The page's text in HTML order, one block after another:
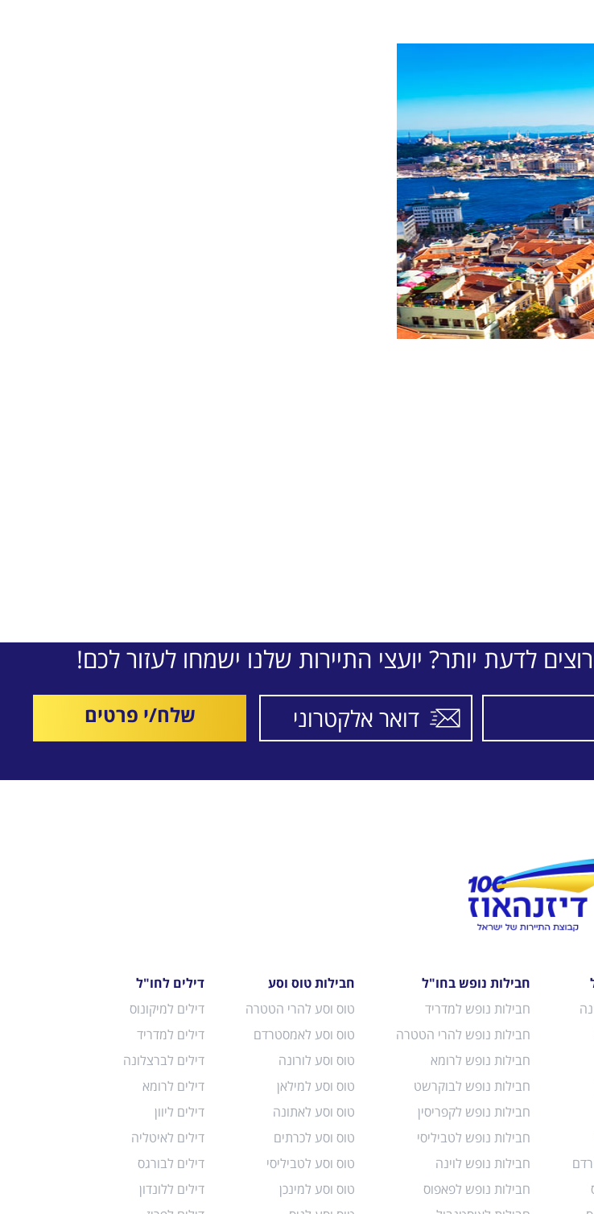
לדעת יותר? יועצי התיירות שלנו ישמחו לעזור לכם!
שלח/י פרטים
חבילות נופש בחו"ל
חבילות נופש למדריד
חבילות נופש להרי הטטרה
חבילות נופש לרומא
חבילות נופש לבוקרשט
חבילות נופש לקפריסין
חבילות נופש לטביליסי
חבילות נופש לוינה
חבילות נופש לפאפוס
חבילות טוס וסע
טוס וסע להרי הטטרה
טוס וסע לאמסטרדם
טוס וסע לורונה
טוס וסע למילאן
טוס וסע לאתונה
טוס וסע לכרתים
טוס וסע לטביליסי
טוס וסע למינכן
דילים לחו"ל
דילים למיקונוס
דילים למדריד
דילים לברצלונה
דילים לרומא
דילים ליוון
דילים לאיטליה
דילים לבורגס
דילים ללונדון